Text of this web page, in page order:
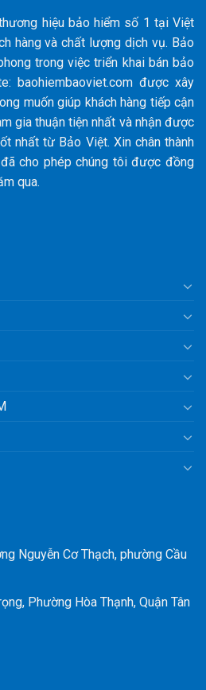
hiệu bảo hiểm số 1 tại Việt
hàng và chất lượng dịch vụ. Bảo
trong việc triển khai bán bảo
baohiembaoviet.com được xây
muốn giúp khách hàng tiếp cận
gia thuận tiện nhất và nhận được
nhất từ Bảo Việt. Xin chân thành
cho phép chúng tôi được đồng
qua.
Nguyễn Cơ Thạch, phường Cầu
Phường Hòa Thạnh, Quận Tân